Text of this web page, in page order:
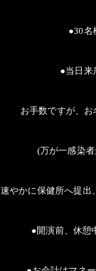
●30名
●当日来
お手数ですが、お
(万が一感染
速やかに保健所へ提出
●開演前、休憩